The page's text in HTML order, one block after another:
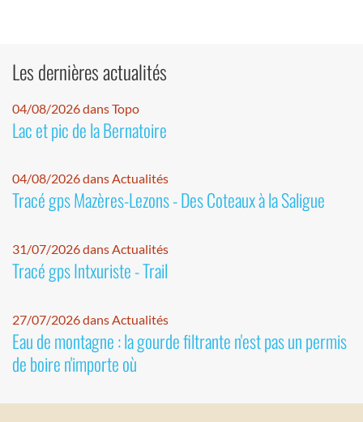
Les dernières actualités
04/08/2026 dans Topo
Lac et pic de la Bernatoire
04/08/2026 dans Actualités
Tracé gps Mazères-Lezons - Des Coteaux à la Saligue
31/07/2026 dans Actualités
Tracé gps Intxuriste - Trail
27/07/2026 dans Actualités
Eau de montagne : la gourde filtrante n'est pas un permis
de boire n'importe où